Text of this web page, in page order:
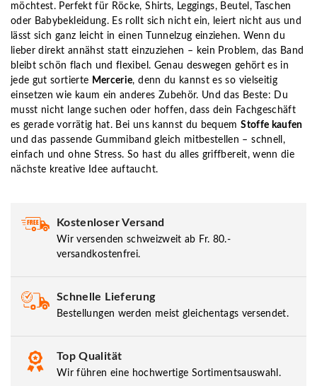
möchtest. Perfekt für Röcke, Shirts, Leggings, Beutel, Taschen
oder Babybekleidung. Es rollt sich nicht ein, leiert nicht aus und
lässt sich ganz leicht in einen Tunnelzug einziehen. Wenn du
lieber direkt annähst statt einzuziehen – kein Problem, das Band
bleibt schön flach und flexibel. Genau deswegen gehört es in
jede gut sortierte Mercerie, denn du kannst es so vielseitig
einsetzen wie kaum ein anderes Zubehör. Und das Beste: Du
musst nicht lange suchen oder hoffen, dass dein Fachgeschäft
es gerade vorrätig hat. Bei uns kannst du bequemStoffe kaufen
und das passende Gummiband gleich mitbestellen – schnell,
einfach und ohne Stress. So hast du alles griffbereit, wenn die
nächste kreative Idee auftaucht.
Kostenloser Versand
Wir versenden schweizweit ab Fr. 80.-
versandkostenfrei.
Schnelle Lieferung
Bestellungen werden meist gleichentags versendet.
Top Qualität
Wir führen eine hochwertige Sortimentsauswahl.